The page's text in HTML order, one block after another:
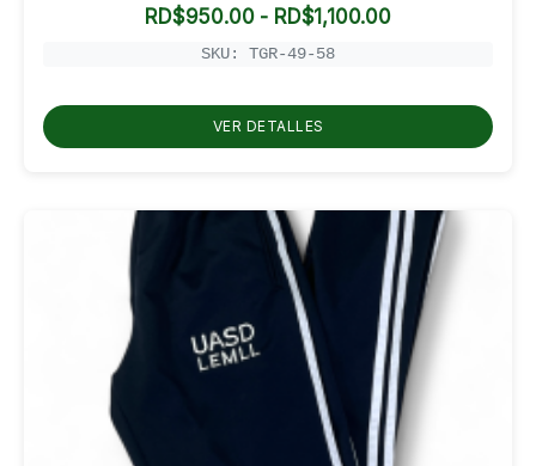
RD$950.00 - RD$1,100.00Rango
RD$1,100.00
SKU: TGR-49-58
VER DETALLES